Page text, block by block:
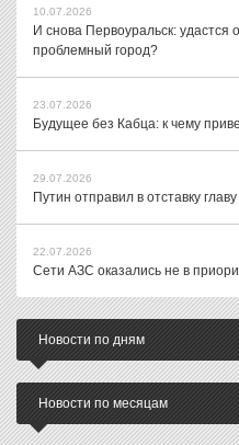
10.07.2026
И снова Первоуральск: удастся
проблемный город?
23.07.2026
Будущее без Кабца: к чему
29.07.2026
Путин отправил в отставку
22.07.2026
Сети АЗС оказались не в
Новости по дням
Новости по месяцам